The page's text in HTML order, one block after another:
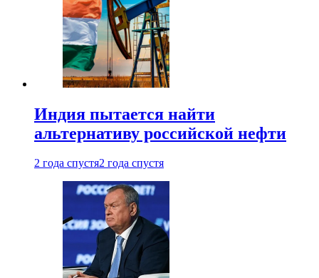
Индия пытается найти
альтернативу российской нефти
2 года спустя2 года спустя